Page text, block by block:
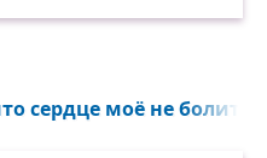
сердце моё не болит...